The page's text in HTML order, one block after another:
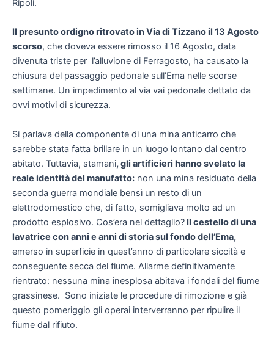
Ripoli.
Il presunto ordigno ritrovato in Via di Tizzano il 13 Agosto
scorso, che doveva essere rimosso il 16 Agosto, data
divenuta triste per l’alluvione di Ferragosto, ha causato la
chiusura del passaggio pedonale sull’Ema nelle scorse
settimane. Un impedimento al via vai pedonale dettato da
ovvi motivi di sicurezza.
Si parlava della componente di una mina anticarro che
sarebbe stata fatta brillare in un luogo lontano dal centro
abitato. Tuttavia, stamani, gli artificieri hanno svelato la
reale identità del manufatto: non una mina residuato della
seconda guerra mondiale bensì un resto di un
elettrodomestico che, di fatto, somigliava molto ad un
prodotto esplosivo. Cos’era nel dettaglio? Il cestello di una
lavatrice con anni e anni di storia sul fondo dell’Ema,
emerso in superficie in quest’anno di particolare siccità e
conseguente secca del fiume. Allarme definitivamente
rientrato: nessuna mina inesplosa abitava i fondali del fiume
grassinese. Sono iniziate le procedure di rimozione e già
questo pomeriggio gli operai interverranno per ripulire il
fiume dal rifiuto.